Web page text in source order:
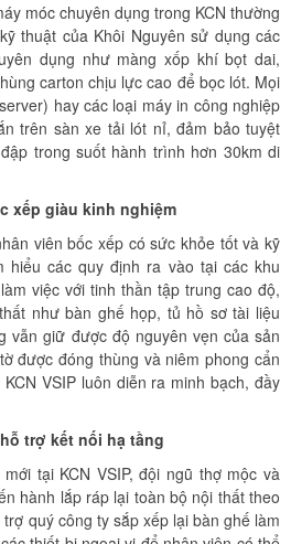
móc chuyên dụng trong KCN thường
thuật của Khôi Nguyên sử dụng các
dụng như màng xốp khí bọt dai,
carton chịu lực cao để bọc lót. Mọi
hay các loại máy in công nghiệp
trên sàn xe tải lót nỉ, đảm bảo tuyệt
trong suốt hành trình hơn 30km di
xếp giàu kinh nghiệm
viên bốc xếp có sức khỏe tốt và kỹ
hiểu các quy định ra vào tại các khu
việc với tinh thần tập trung cao độ,
như bàn ghế họp, tủ hồ sơ tài liệu
vẫn giữ được độ nguyên vẹn của sản
được đóng thùng và niêm phong cẩn
VSIP luôn diễn ra minh bạch, đầy
trợ kết nối hạ tầng
tại KCN VSIP, đội ngũ thợ mộc và
hành lắp ráp lại toàn bộ nội thất theo
quý công ty sắp xếp lại bàn ghế làm